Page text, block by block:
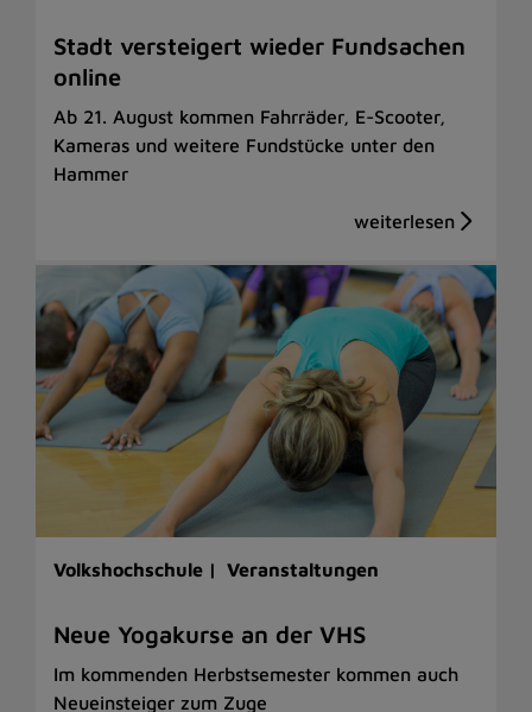
Stadt versteigert wieder Fundsachen
online
Ab 21. August kommen Fahrräder, E-Scooter,
Kameras und weitere Fundstücke unter den
Hammer
Volkshochschule | Veranstaltungen
Neue Yogakurse an der VHS
Im kommenden Herbstsemester kommen auch
Neueinsteiger zum Zuge